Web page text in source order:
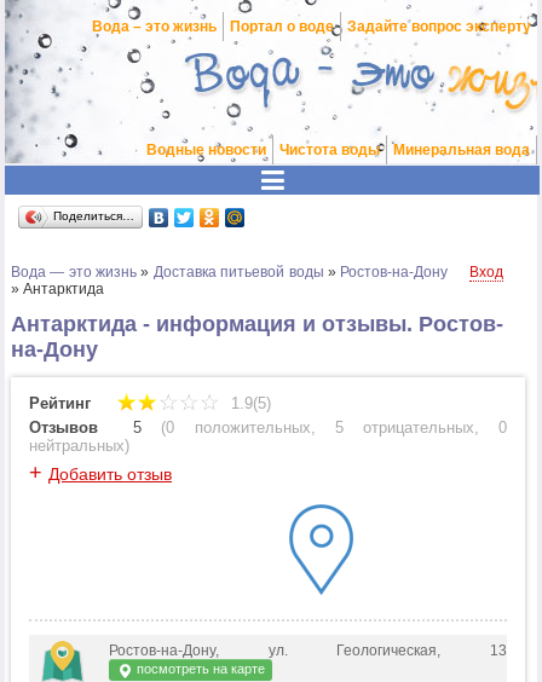
Вода – это жизнь Портал о воде Задайте вопрос эксперту
Водные новости Чистота воды Минеральная вода
Поделиться…
Вода — это жизнь » Доставка питьевой воды » Ростов-на-Дону
» Антарктида
Вход
Антарктида - информация и отзывы. Ростов-
на-Дону
Рейтинг
1.9(5)
Отзывов
5 (0 положительных, 5 отрицательных,0
нейтральных)
+ Добавить отзыв
Ростов-на-Дону, ул. Геологическая, 13
посмотреть на карте